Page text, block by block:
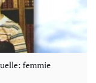
femmie